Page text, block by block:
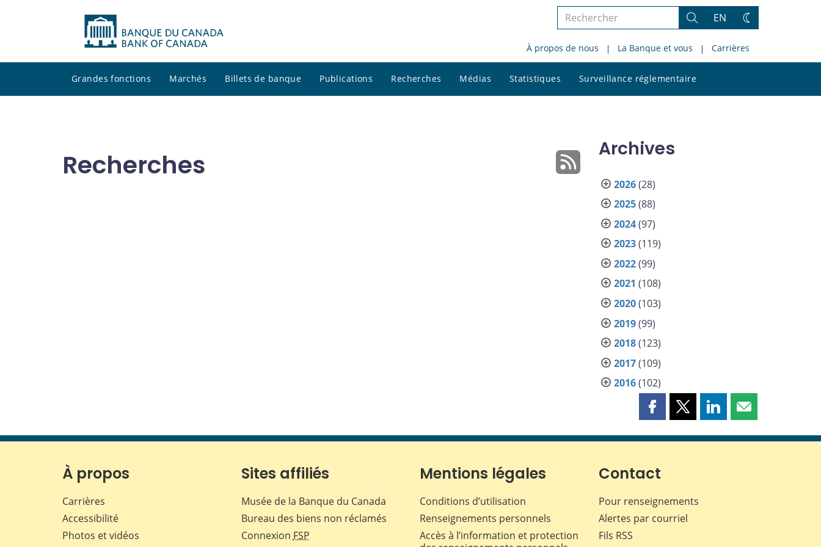
Rechercher
le
site
Rechercher
EN
Changez
thème
À propos de nous La Banque et vous Carrières
Grandes fonctions Marchés Billets de banque Publications Recherches Médias Statistiques Surveillance réglementaire
le
Recherches Archives
2026(28)
2025(88)
2024(97)
2023(119)
2022(99)
2021 (108)
2020(103)
2019(99)
2018(123)
2017(109)
2016(102)
Partager
page
Facebook
Partager
page
Partager
page
Partager
page
À propos
Carrières
Accessibilité
Photos et vidéos
Sites affiliés
Musée de la Banque du Canada
Bureau des biens non réclamés
Connexion FSP
Mentions légales
Conditions d’utilisation
Renseignements personnels
Accès à l’information et protection
Contact
Pour renseignements
Alertes par courriel
Fils RSS